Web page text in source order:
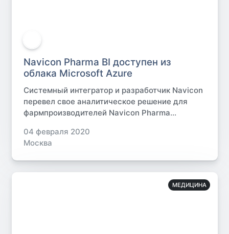
Navicon Pharma BI доступен из
облака Microsoft Azure
Системный интегратор и разработчик Navicon
перевел свое аналитическое решение для
фармпроизводителей Navicon Pharma...
04 февраля 2020
Москва
МЕДИЦИНА